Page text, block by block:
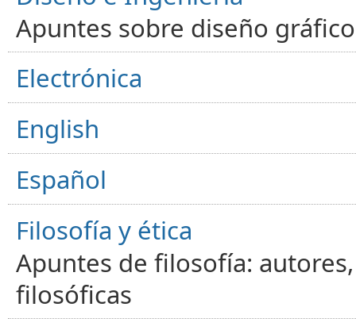
Apuntes sobre diseño
Electrónica
English
Español
Filosofía y ética
Apuntes de filosofía:
filosóficas